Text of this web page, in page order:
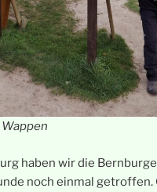
haben wir die
noch einmal getroffen.